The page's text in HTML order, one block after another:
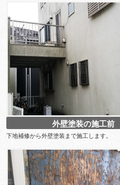
外壁塗装の施工前
下地補修から外壁塗装まで施工します。